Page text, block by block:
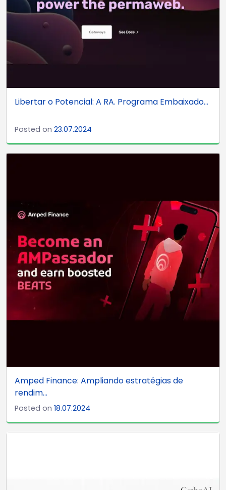
Libertar o Potencial: A RA. Programa Embaixado...
Posted on 23.07.2024
Amped Finance: Ampliando estratégias de
rendim...
Posted on 18.07.2024